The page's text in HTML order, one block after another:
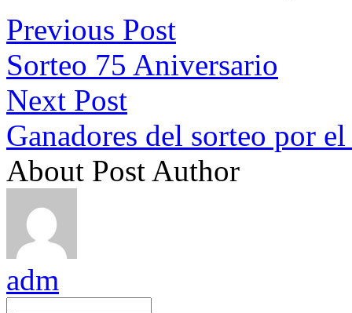
Previous Post
Sorteo 75 Aniversario
Next Post
Ganadores del sorteo por
About Post Author
adm